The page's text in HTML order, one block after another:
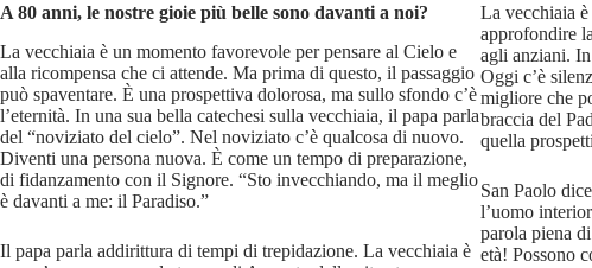
A 80 anni, le nostre gioie più belle sono davanti a noi?
La vecchiaia è un momento favorevole per pensare al Cielo e
alla ricompensa che ci attende. Ma prima di questo, il passaggio
può spaventare. È una prospettiva dolorosa, ma sullo sfondo c’è
l’eternità. In una sua bella catechesi sulla vecchiaia, il papa parla
del “noviziato del cielo”. Nel noviziato c’è qualcosa di nuovo.
Diventi una persona nuova. È come un tempo di preparazione,
di fidanzamento con il Signore. “Sto invecchiando, ma il meglio
è davanti a me: il Paradiso.”
Il papa parla addirittura di tempi di trepidazione. La vecchiaia è
La vecchiaia
approfondire
agli anziani.
Oggi c’è
migliore che
braccia del
quella
San Paolo
l’uomo
parola piena
età! Possono